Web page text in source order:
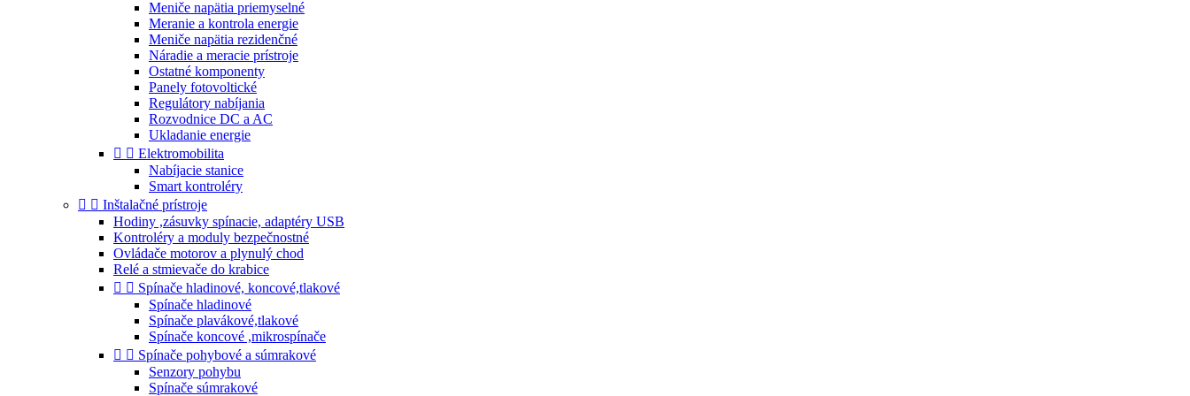
Meniče napätia priemyselné
Meranie a kontrola energie
Meniče napätia rezidenčné
Náradie a meracie prístroje
Ostatné komponenty
Panely fotovoltické
Regulátory nabíjania
Rozvodnice DC a AC
Ukladanie energie
  Elektromobilita
Nabíjacie stanice
Smart kontroléry
  Inštalačné prístroje
Hodiny ,zásuvky spínacie, adaptéry USB
Kontroléry a moduly bezpečnostné
Ovládače motorov a plynulý chod
Relé a stmievače do krabice
  Spínače hladinové, koncové,tlakové
Spínače hladinové
Spínače plavákové,tlakové
Spínače koncové ,mikrospínače
  Spínače pohybové a súmrakové
Senzory pohybu
Spínače súmrakové